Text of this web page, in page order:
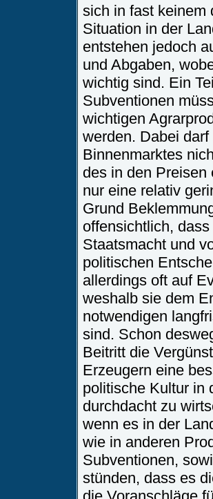
sich in fast keinem
Situation in der
entstehen jedoch
und Abgaben,
wichtig sind. Ein
Subventionen
wichtigen
werden. Dabei
Binnenmarktes
des in den
nur eine relativ
Grund
offensichtlich,
Staatsmacht und
politischen
allerdings oft auf
weshalb sie dem
notwendigen
sind. Schon
Beitritt die
Erzeugern eine
politische Kultur in
durchdacht zu
wenn es in der
wie in anderen
Subventionen,
stünden, dass es